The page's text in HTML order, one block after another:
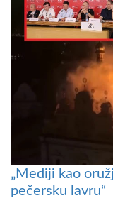
„Mediji kao
pečersku lavru“